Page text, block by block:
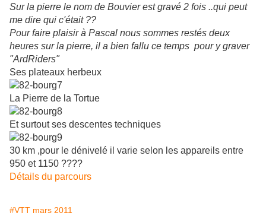
Sur la pierre le nom de Bouvier est gravé 2 fois ..qui peut
me dire qui c'était ??
Pour faire plaisir à Pascal nous sommes restés deux
heures sur la pierre, il a bien fallu ce temps pour y graver
"ArdRiders"
Ses plateaux herbeux
La Pierre de la Tortue
Et surtout ses descentes techniques
30 km ,pour le dénivelé il varie selon les appareils entre
950 et 1150 ????
Détails du parcours
#VTT mars 2011